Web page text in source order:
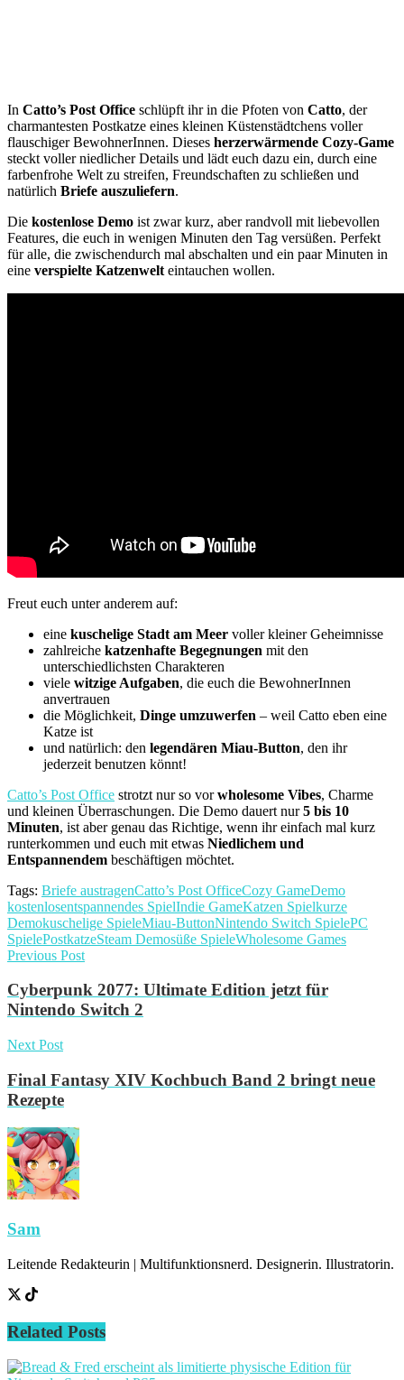
In Catto’s Post Office schlüpft ihr in die Pfoten von Catto, der
charmantesten Postkatze eines kleinen Küstenstädtchens voller
flauschiger BewohnerInnen. Dieses herzerwärmende Cozy-Game
steckt voller niedlicher Details und lädt euch dazu ein, durch eine
farbenfrohe Welt zu streifen, Freundschaften zu schließen und
natürlich Briefe auszuliefern.
Die kostenlose Demo ist zwar kurz, aber randvoll mit liebevollen
Features, die euch in wenigen Minuten den Tag versüßen. Perfekt
für alle, die zwischendurch mal abschalten und ein paar Minuten in
eine verspielte Katzenwelt eintauchen wollen.
Freut euch unter anderem auf:
eine kuschelige Stadt am Meer voller kleiner Geheimnisse
zahlreiche katzenhafte Begegnungen mit den
unterschiedlichsten Charakteren
viele witzige Aufgaben, die euch die BewohnerInnen
anvertrauen
die Möglichkeit, Dinge umzuwerfen – weil Catto eben eine
Katze ist
und natürlich: den legendären Miau-Button, den ihr
jederzeit benutzen könnt!
Catto’s Post Office strotzt nur so vorwholesome Vibes, Charme
und kleinen Überraschungen. Die Demo dauert nur5 bis 10
Minuten, ist aber genau das Richtige, wenn ihr einfach mal kurz
runterkommen und euch mit etwas Niedlichem und
Entspannendem beschäftigen möchtet.
Tags: Briefe austragenCatto’s Post OfficeCozy GameDemo
kostenlosentspannendes SpielIndie GameKatzen Spielkurze
Demokuschelige SpieleMiau-ButtonNintendo Switch SpielePC
SpielePostkatzeSteam Demosüße SpieleWholesome Games
Previous Post
Cyberpunk 2077: Ultimate Edition jetzt für
Nintendo Switch 2
Next Post
Final Fantasy XIV Kochbuch Band 2 bringt neue
Rezepte
Sam
Leitende Redakteurin | Multifunktionsnerd. Designerin. Illustratorin.
Related Posts